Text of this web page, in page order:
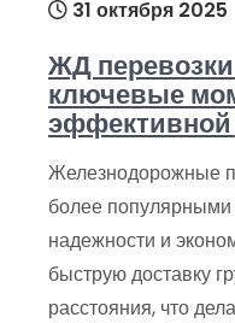
31 октября 2025
ЖД
ключевые
Железнодорожные
более популярными
надежности и
быструю доставку
расстояния, что